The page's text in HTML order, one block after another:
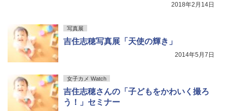
2018年2月14日
写真展
吉住志穂写真展「天使の輝き」
2014年5月7日
女子カメ Watch
吉住志穂さんの「子どもをかわいく撮ろ
う！」セミナー